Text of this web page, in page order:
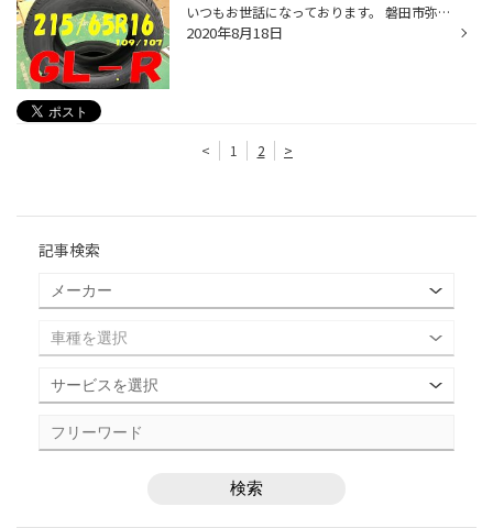
いつもお世話になっております。 磐田市弥藤太島にありますブリヂストンタイヤの専門店「タイヤ館 磐田」です。 本日は、入荷したGL-Rの紹介です！ ハイエースなどのインチアップ用タイヤです。 負荷能力も109/107と車検対応になります。 装着画像は後日ご紹介となります！
2020年8月18日
< 1 2 >
記事検索